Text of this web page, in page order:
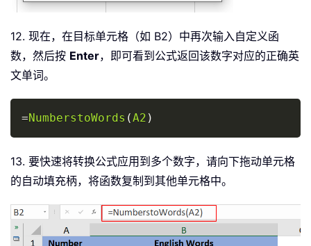
12. 现在，在目标单元格（如 B2）中再次输入自定义函
数，然后按 Enter，即可看到公式返回该数字对应的正确英
文单词。
=NumberstoWords (A2 )
13. 要快速将转换公式应用到多个数字，请向下拖动单元格
的自动填充柄，将函数复制到其他单元格中。